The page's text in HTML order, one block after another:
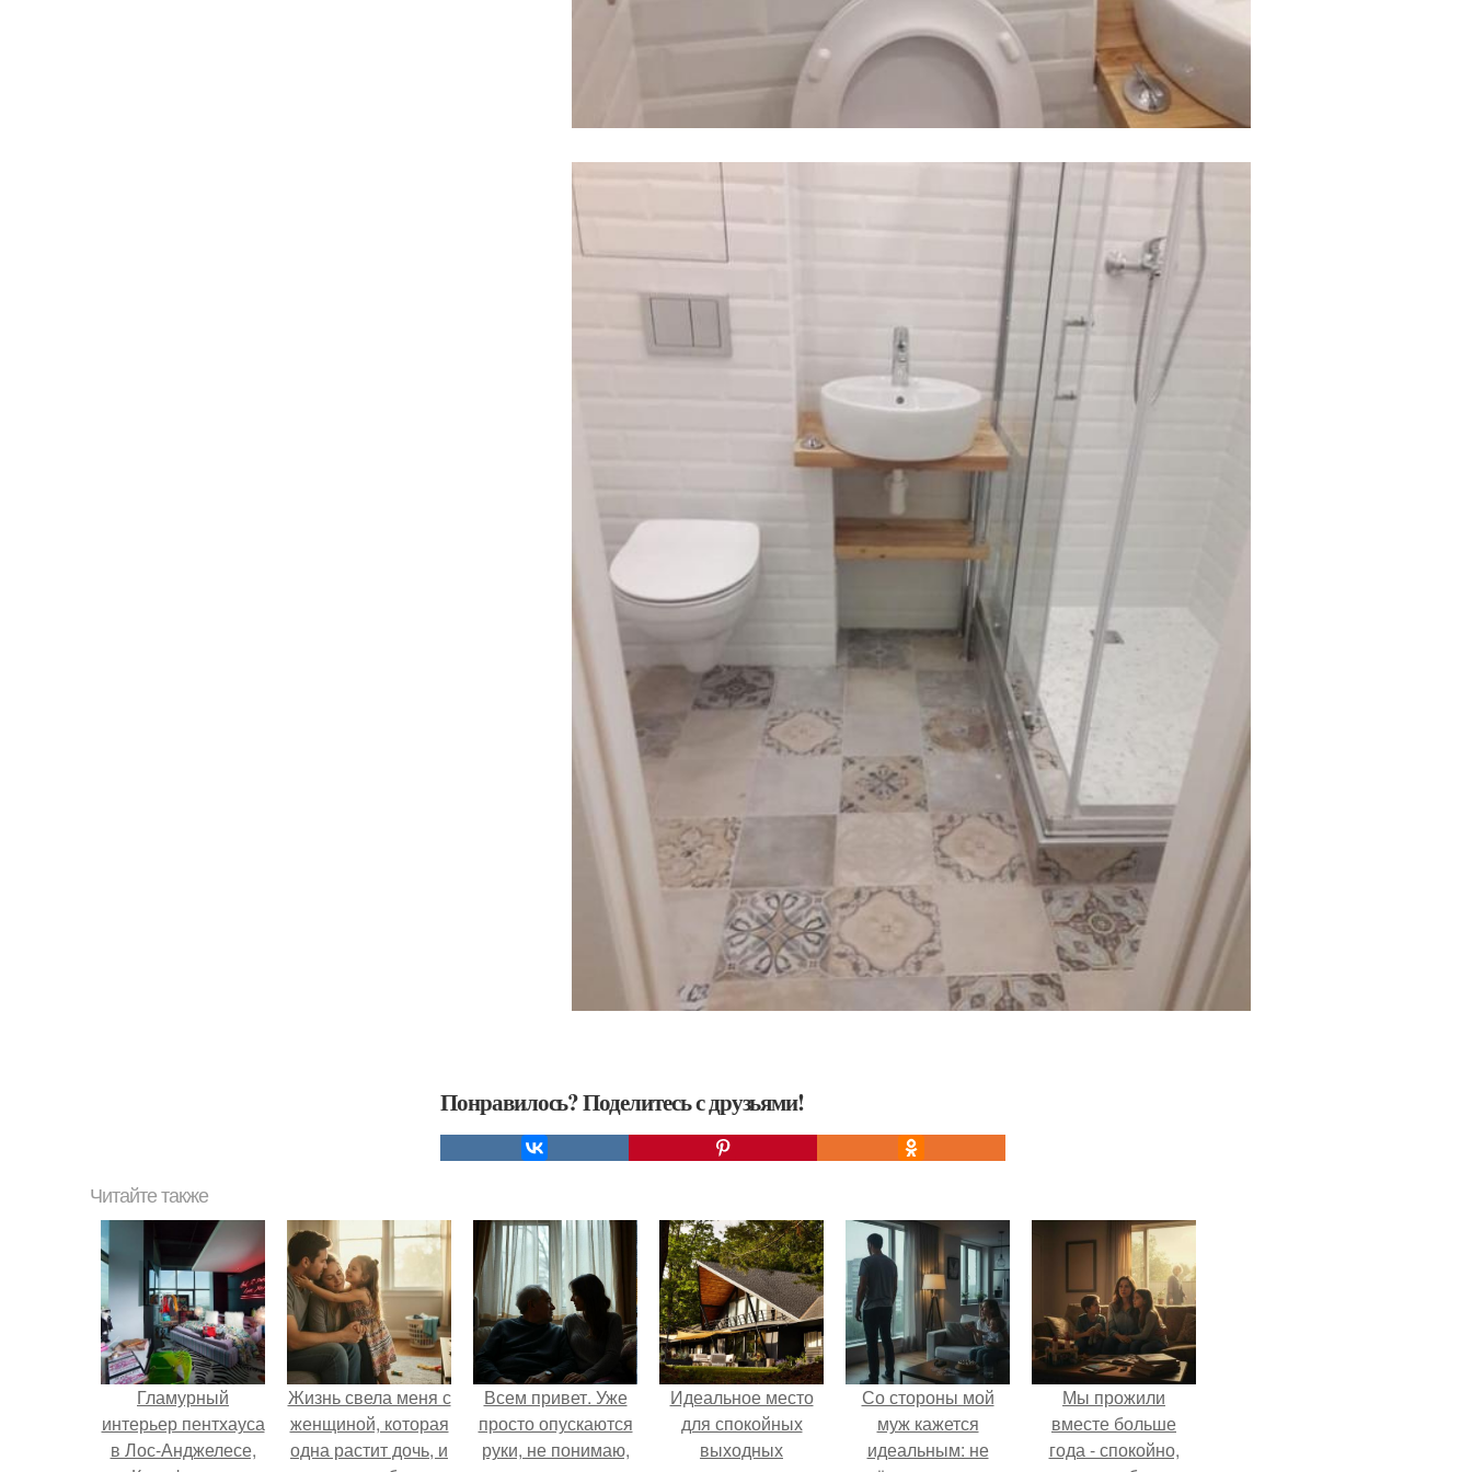
Понравилось? Поделитесь с друзьями!
Читайте также
Гламурный
интерьер пентхауса
в Лос-Анджелесе,
Жизнь свела меня с
женщиной, которая
одна растит дочь, и
Всем привет. Уже
просто опускаются
руки, не понимаю,
Идеальное место
для спокойных
выходных
Со стороны мой
муж кажется
идеальным: не
Мы прожили
вместе больше
года - спокойно,